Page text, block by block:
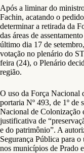
Após a liminar do
Fachin, acatando o
determinar a retirada da
das áreas de
último dia 17 de
votação no plenário do
feira (24), o Plenário
região.
O uso da Força Nacional
portaria Nº 493, de 1º de
Nacional de
justificativa de
e do patrimônio”. A
Segurança Pública para
nos municípios de Prado